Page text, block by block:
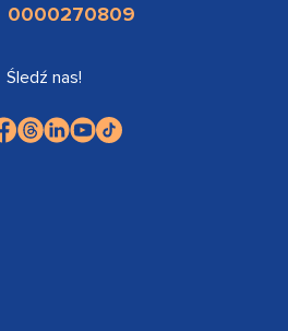
0000270809
Śledź nas!